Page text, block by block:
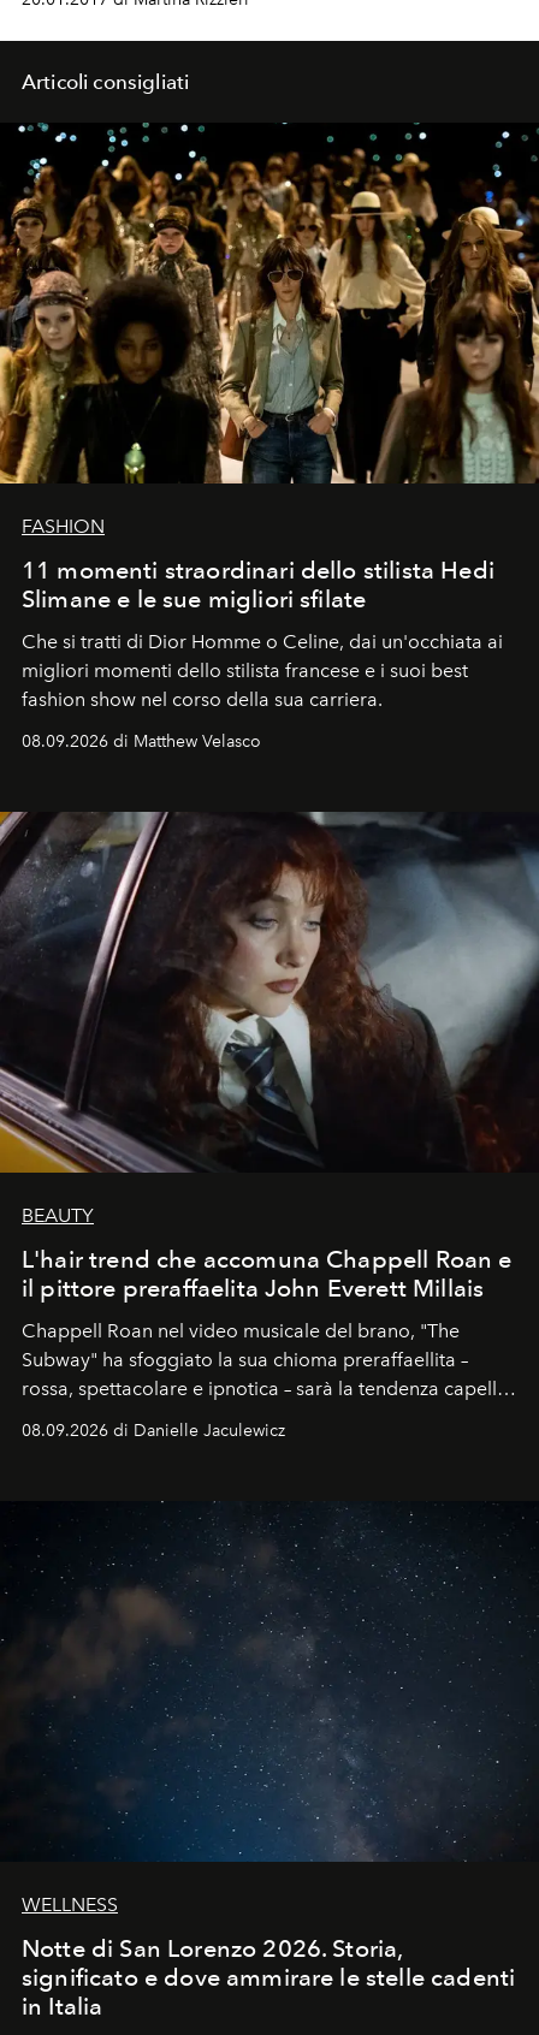
Articoli consigliati
FASHION
11 momenti straordinari dello stilista Hedi
Slimane e le sue migliori sfilate
Che si tratti di Dior Homme o Celine, dai un'occhiata ai
migliori momenti dello stilista francese e i suoi best
fashion show nel corso della sua carriera.
08.09.2026 di Matthew Velasco
BEAUTY
L'hair trend che accomuna Chappell Roan e
il pittore preraffaelita John Everett Millais
Chappell Roan nel video musicale del brano, "The
Subway" ha sfoggiato la sua chioma preraffaellita –
rossa, spettacolare e ipnotica – sarà la tendenza capelli
08.09.2026 di Danielle Jaculewicz
WELLNESS
Notte di San Lorenzo 2026. Storia,
significato e dove ammirare le stelle cadenti
in Italia